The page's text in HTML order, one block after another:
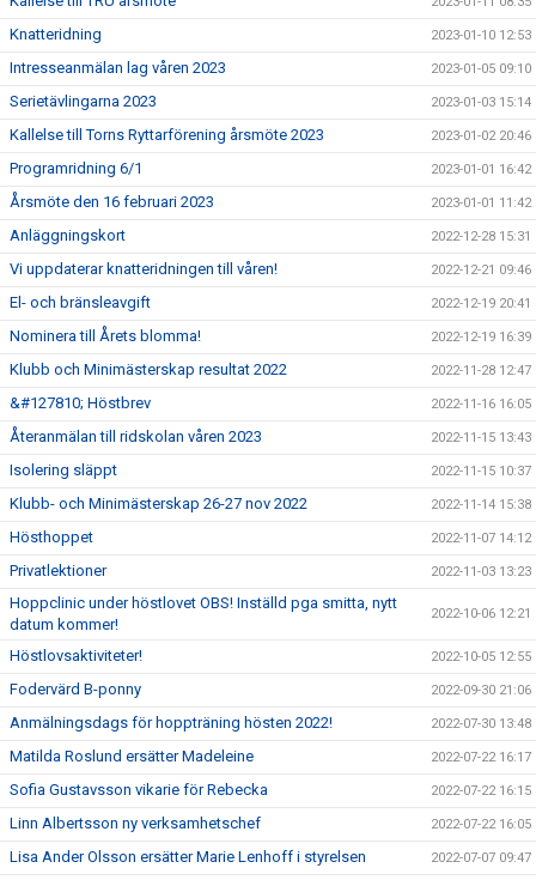
Knatteridning 2023-01-10 12:53
Intresseanmälan lag våren 2023 2023-01-05 09:10
Serietävlingarna 2023 2023-01-03 15:14
Kallelse till Torns Ryttarförening årsmöte 2023 2023-01-02 20:46
Programridning 6/1 2023-01-01 16:42
Årsmöte den 16 februari 2023 2023-01-01 11:42
Anläggningskort 2022-12-28 15:31
Vi uppdaterar knatteridningen till våren! 2022-12-21 09:46
El- och bränsleavgift 2022-12-19 20:41
Nominera till Årets blomma! 2022-12-19 16:39
Klubb och Minimästerskap resultat 2022 2022-11-28 12:47
&#127810; Höstbrev 2022-11-16 16:05
Återanmälan till ridskolan våren 2023 2022-11-15 13:43
Isolering släppt 2022-11-15 10:37
Klubb- och Minimästerskap 26-27 nov 2022 2022-11-14 15:38
Hösthoppet 2022-11-07 14:12
Privatlektioner 2022-11-03 13:23
Hoppclinic under höstlovet OBS! Inställd pga smitta, nytt
datum kommer!
2022-10-06 12:21
Höstlovsaktiviteter! 2022-10-05 12:55
Fodervärd B-ponny 2022-09-30 21:06
Anmälningsdags för hoppträning hösten 2022! 2022-07-30 13:48
Matilda Roslund ersätter Madeleine 2022-07-22 16:17
Sofia Gustavsson vikarie för Rebecka 2022-07-22 16:15
Linn Albertsson ny verksamhetschef 2022-07-22 16:05
Lisa Ander Olsson ersätter Marie Lenhoff i styrelsen 2022-07-07 09:47